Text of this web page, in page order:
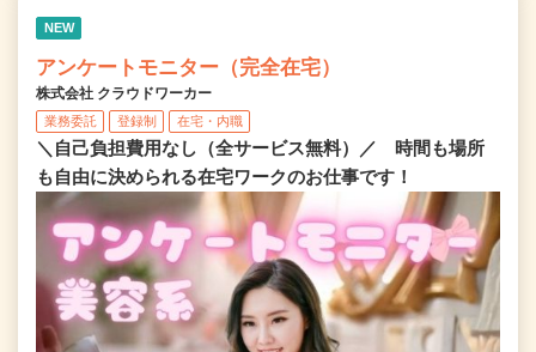
NEW
アンケートモニター（完全在宅）
株式会社 クラウドワーカー
業務委託 登録制 在宅・内職
＼自己負担費用なし（全サービス無料）／ 時間も場所
も自由に決められる在宅ワークのお仕事です！